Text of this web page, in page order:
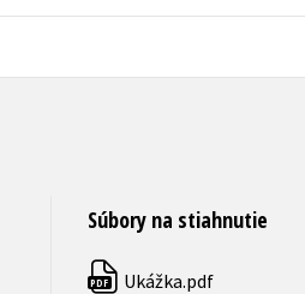
Súbory na stiahnutie
PDF Ukážka.pdf